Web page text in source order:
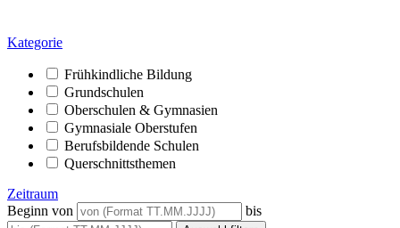
Kategorie
Frühkindliche Bildung
Grundschulen
Oberschulen & Gymnasien
Gymnasiale Oberstufen
Berufsbildende Schulen
Querschnittsthemen
Zeitraum
Beginn von
bis